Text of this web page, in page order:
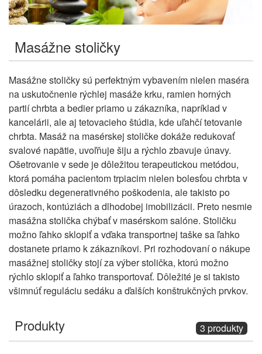
Masážne stoličky
Masážne stoličky sú perfektným vybavením nielen maséra
na uskutočnenie rýchlej masáže krku, ramien horných
partií chrbta a bedier priamo u zákazníka, napríklad v
kancelárii, ale aj tetovacieho štúdia, kde uľahčí tetovanie
chrbta. Masáž na masérskej stoličke dokáže redukovať
svalové napätie, uvoľňuje šiju a rýchlo zbavuje únavy.
Ošetrovanie v sede je dôležitou terapeutickou metódou,
ktorá pomáha pacientom trpiacim nielen bolesťou chrbta v
dôsledku degenerativného poškodenia, ale takisto po
úrazoch, kontúziách a dlhodobej imobilizácii. Preto nesmie
masážna stolička chýbať v masérskom salóne. Stoličku
možno ľahko sklopiť a vďaka transportnej taške sa ľahko
dostanete priamo k zákazníkovi. Pri rozhodovaní o nákupe
masážnej stoličky stojí za výber stolička, ktorú možno
rýchlo sklopiť a ľahko transportovať. Dôležité je si takisto
všimnúť reguláciu sedáku a ďalších konštrukčných prvkov.
Produkty 3 produkty